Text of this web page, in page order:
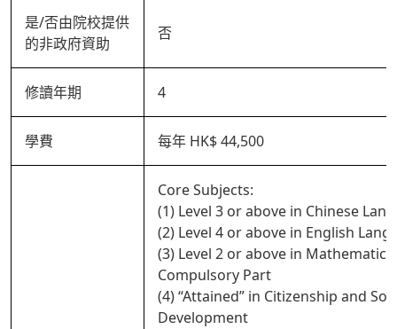
是/否由院校提供
的非政府資助
否
修讀年期 4
學費 每年 HK$ 44,500
Core Subjects:
(1) Level 3 or above in Chinese
(2) Level 4 or above in English
(3) Level 2 or above in Mathematics
Compulsory Part
(4) “Attained” in Citizenship and
Development